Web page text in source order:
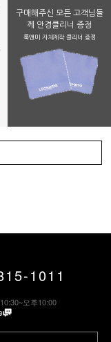
구매해주신 모든 고객님들
께 안경클리너 증정
룩앤미 자체제작 클리너 증정
1011
오후10:00